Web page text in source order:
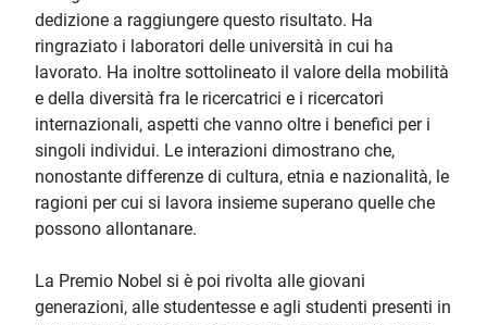
dedizione a raggiungere questo risultato. Ha
ringraziato i laboratori delle università in cui ha
lavorato. Ha inoltre sottolineato il valore della mobilità
e della diversità fra le ricercatrici e i ricercatori
internazionali, aspetti che vanno oltre i benefici per i
singoli individui. Le interazioni dimostrano che,
nonostante differenze di cultura, etnia e nazionalità, le
ragioni per cui si lavora insieme superano quelle che
possono allontanare.
La Premio Nobel si è poi rivolta alle giovani
generazioni, alle studentesse e agli studenti presenti in